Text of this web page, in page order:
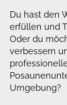
Du hast den
erfüllen und
Oder du
verbessern
Umgebung?